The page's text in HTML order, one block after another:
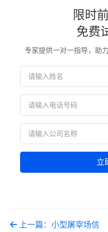
限时
免费
专家提供一对一指导，助
立
上一篇：小型屠宰场信